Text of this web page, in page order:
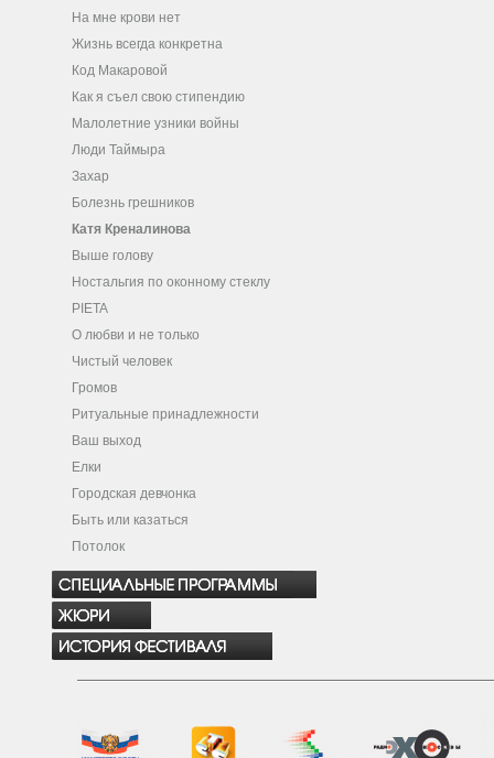
На мне крови нет
Жизнь всегда конкретна
Код Макаровой
Как я съел свою стипендию
Малолетние узники войны
Люди Таймыра
Захар
Болезнь грешников
Катя Креналинова
Выше голову
Ностальгия по оконному стеклу
PIETA
О любви и не только
Чистый человек
Громов
Ритуальные принадлежности
Ваш выход
Елки
Городская девчонка
Быть или казаться
Потолок